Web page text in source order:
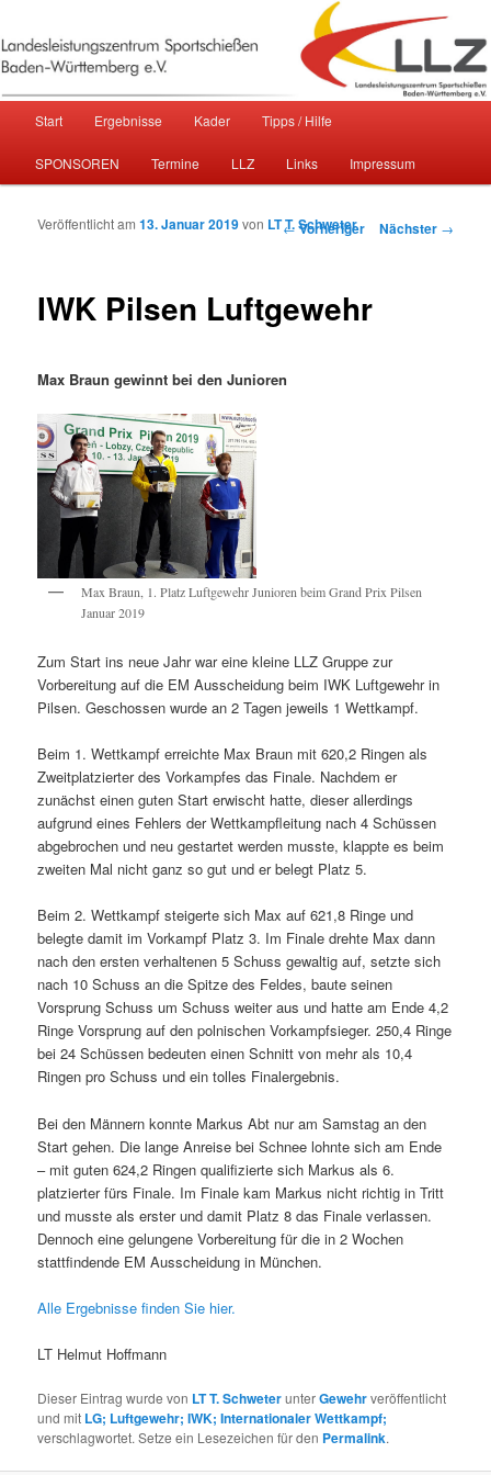
Landesleistungszentrum
Sportschießen Baden-Württemberg
e.V.
Zum primären Inhalt springen
Zum sekundären Inhalt springen
Start Ergebnisse Kader Tipps / Hilfe
SPONSOREN Termine LLZ Links Impressum
Beitragsnavigation
←Vorheriger Nächster →
IWK Pilsen Luftgewehr
Veröffentlicht am13. Januar 2019von LT T. Schweter
Max Braun gewinnt bei den Junioren
Max Braun, 1. Platz Luftgewehr Junioren beim Grand Prix Pilsen
Januar 2019
Zum Start ins neue Jahr war eine kleine LLZ Gruppe zur
Vorbereitung auf die EM Ausscheidung beim IWK Luftgewehr in
Pilsen. Geschossen wurde an 2 Tagen jeweils 1 Wettkampf.
Beim 1. Wettkampf erreichte Max Braun mit 620,2 Ringen als
Zweitplatzierter des Vorkampfes das Finale. Nachdem er
zunächst einen guten Start erwischt hatte, dieser allerdings
aufgrund eines Fehlers der Wettkampfleitung nach 4 Schüssen
abgebrochen und neu gestartet werden musste, klappte es beim
zweiten Mal nicht ganz so gut und er belegt Platz 5.
Beim 2. Wettkampf steigerte sich Max auf 621,8 Ringe und
belegte damit im Vorkampf Platz 3. Im Finale drehte Max dann
nach den ersten verhaltenen 5 Schuss gewaltig auf, setzte sich
nach 10 Schuss an die Spitze des Feldes, baute seinen
Vorsprung Schuss um Schuss weiter aus und hatte am Ende 4,2
Ringe Vorsprung auf den polnischen Vorkampfsieger. 250,4 Ringe
bei 24 Schüssen bedeuten einen Schnitt von mehr als 10,4
Ringen pro Schuss und ein tolles Finalergebnis.
Bei den Männern konnte Markus Abt nur am Samstag an den
Start gehen. Die lange Anreise bei Schnee lohnte sich am Ende
– mit guten 624,2 Ringen qualifizierte sich Markus als 6.
platzierter fürs Finale. Im Finale kam Markus nicht richtig in Tritt
und musste als erster und damit Platz 8 das Finale verlassen.
Dennoch eine gelungene Vorbereitung für die in 2 Wochen
stattfindende EM Ausscheidung in München.
Alle Ergebnisse finden Sie hier.
LT Helmut Hoffmann
Dieser Eintrag wurde von LT T. SchweterunterGewehrveröffentlicht
und mit LG; Luftgewehr; IWK; Internationaler Wettkampf;
verschlagwortet. Setze ein Lesezeichen für den Permalink.